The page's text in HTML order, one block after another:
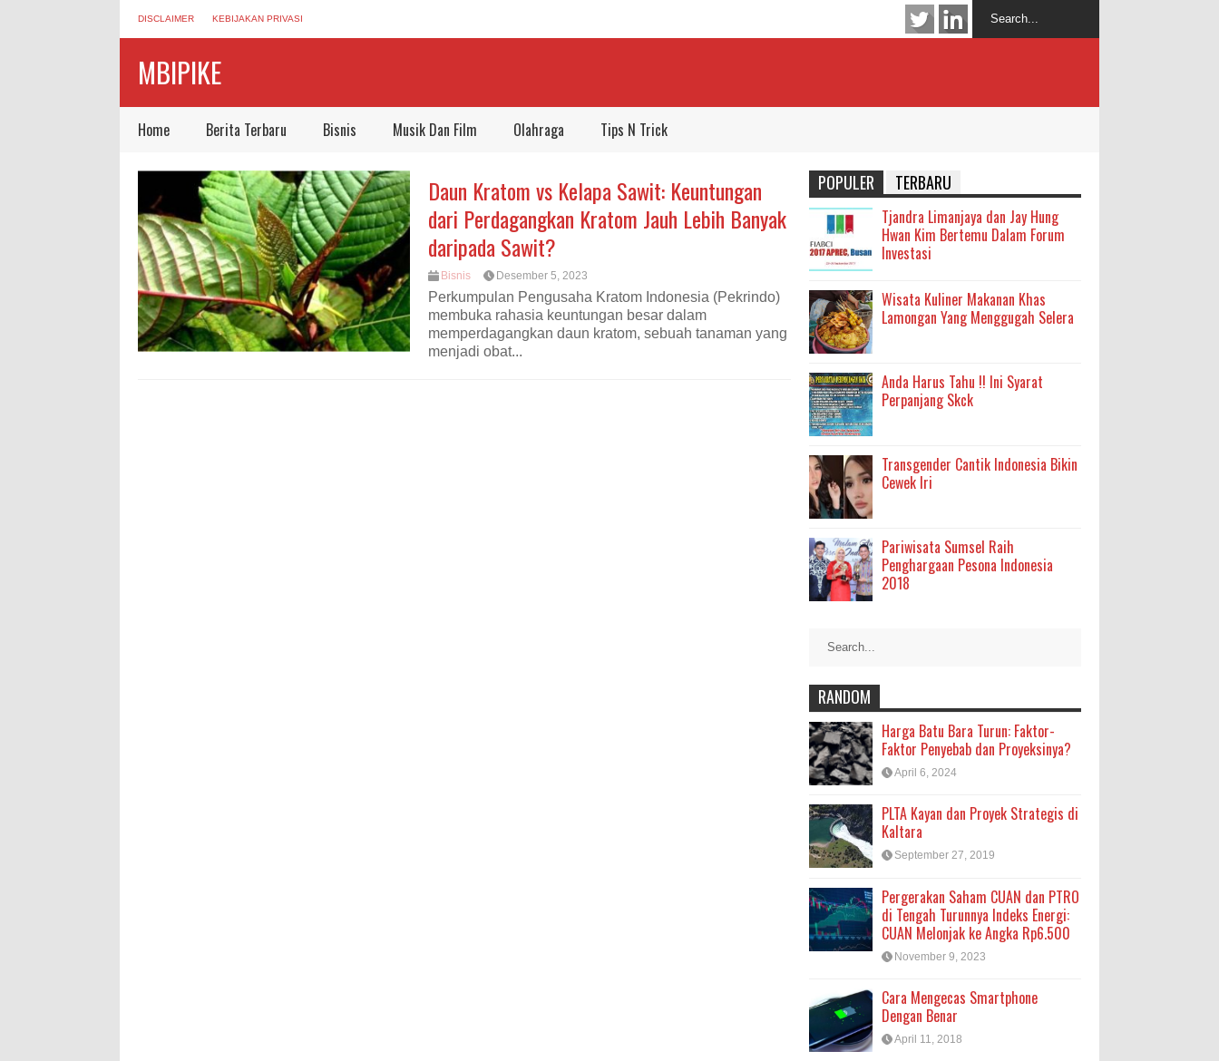
DISCLAIMER KEBIJAKAN PRIVASI
MBIPIKE
Home Berita Terbaru Bisnis Musik Dan Film Olahraga Tips N Trick
Daun Kratom vs Kelapa Sawit: Keuntungan
dari Perdagangkan Kratom Jauh Lebih Banyak
daripada Sawit?
Bisnis Desember 5, 2023
Perkumpulan Pengusaha Kratom Indonesia (Pekrindo)
membuka rahasia keuntungan besar dalam
memperdagangkan daun kratom, sebuah tanaman yang
menjadi obat...
POPULER TERBARU
Tjandra Limanjaya dan Jay Hung
Hwan Kim Bertemu Dalam Forum
Investasi
Wisata Kuliner Makanan Khas
Lamongan Yang Menggugah Selera
Anda Harus Tahu !! Ini Syarat
Perpanjang Skck
Transgender Cantik Indonesia Bikin
Cewek Iri
Pariwisata Sumsel Raih
Penghargaan Pesona Indonesia
2018
RANDOM
Harga Batu Bara Turun: Faktor-
Faktor Penyebab dan Proyeksinya?
April 6, 2024
PLTA Kayan dan Proyek Strategis di
Kaltara
September 27, 2019
Pergerakan Saham CUAN dan PTRO
di Tengah Turunnya Indeks Energi:
CUAN Melonjak ke Angka Rp6.500
November 9, 2023
Cara Mengecas Smartphone
Dengan Benar
April 11, 2018